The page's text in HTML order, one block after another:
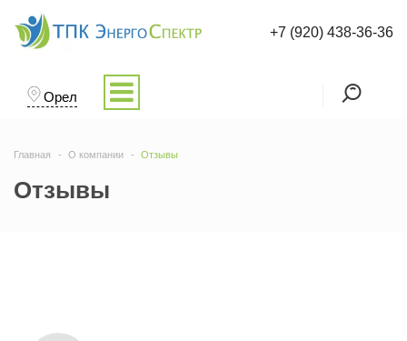
Орел
+7 (920) 438-36-36
Главная О компании Отзывы
Отзывы